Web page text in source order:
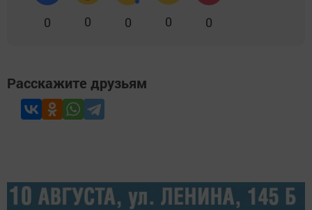
0 0 0 0 0
Расскажите друзьям